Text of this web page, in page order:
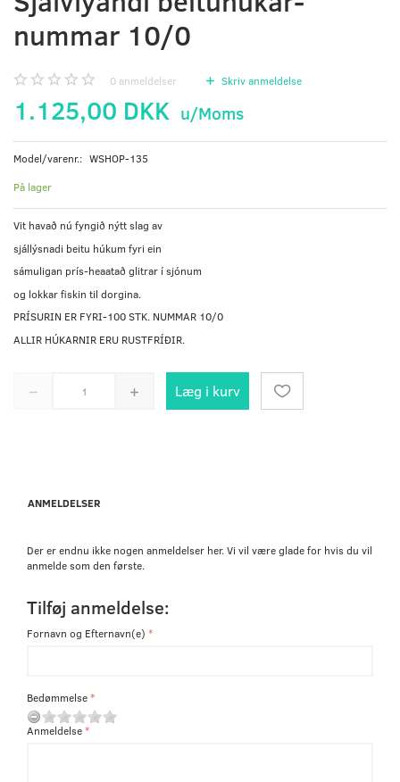
nummar 10/0
0 anmeldelser Skriv anmeldelse
1.125,00 DKK u/Moms
Model/varenr.: WSHOP-135
På lager
Vit havað nú fyngið nýtt slag av
sjállýsnadi beitu húkum fyri ein
sámuligan prís-heaatað glitrar í sjónum
og lokkar fiskin til dorgina.
PRÍSURIN ER FYRI-100 STK. NUMMAR 10/0
ALLIR HÚKARNIR ERU RUSTFRÍÐIR.
Læg i kurv
ANMELDELSER
Der er endnu ikke nogen anmeldelser her. Vi vil være glade for hvis du vil
anmelde som den første.
Tilføj anmeldelse:
Fornavn og Efternavn(e)
Bedømmelse
Anmeldelse